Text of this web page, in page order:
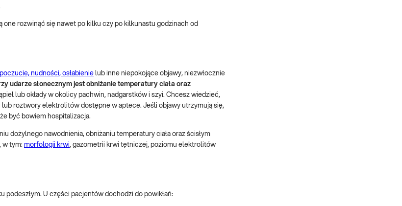
one rozwinąć się nawet po kilku czy po kilkunastu godzinach od
nudności, osłabienie lub inne niepokojące objawy, niezwłocznie
udarze słonecznym jest obniżanie temperatury ciała oraz
lub okłady w okolicy pachwin, nadgarstków i szyi. Chcesz wiedzieć,
roztwory elektrolitów dostępne w aptece. Jeśli objawy utrzymują się,
być bowiem hospitalizacja.
dożylnego nawodnienia, obniżaniu temperatury ciała oraz ścisłym
w tym: morfologii krwi, gazometrii krwi tętniczej, poziomu elektrolitów
podeszłym. U części pacjentów dochodzi do powikłań: